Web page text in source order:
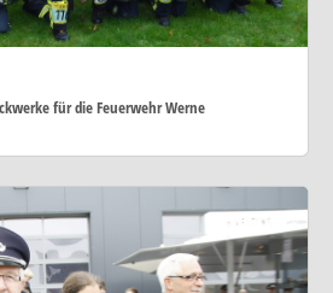
für die Feuerwehr Werne